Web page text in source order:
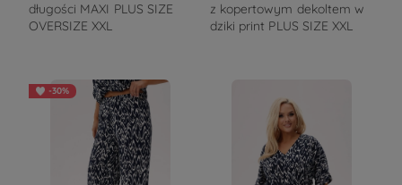
długości MAXI PLUS SIZE
OVERSIZE XXL
z kopertowym dekoltem w
dziki print PLUS SIZE XXL
-30%